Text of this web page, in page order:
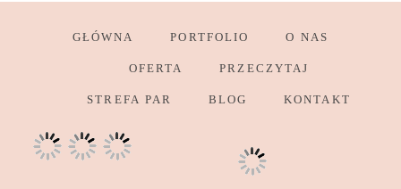
GŁÓWNA PORTFOLIO O NAS
OFERTA PRZECZYTAJ
STREFA PAR BLOG KONTAKT